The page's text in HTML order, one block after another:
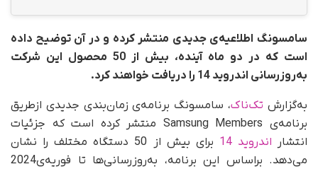
سامسونگ اطلاعیه‌ی جدیدی منتشر کرده و در آن توضیح داده
است که در دو ماه آینده، بیش از 50 محصول این شرکت
به‌روزرسانی اندروید 14 را دریافت خواهند کرد.
به‌گزارش تک‌ناک، سامسونگ برنامه‌ی زمان‌بندی جدیدی از‌طریق
برنامه‌ی Samsung Members منتشر کرده است که جزئیات
انتشار اندروید 14
برای بیش از 50 دستگاه مختلف را نشان
می‌دهد. براساس این برنامه‌، به‌روز‌رسانی‌ها تا فوریه‌ی2024